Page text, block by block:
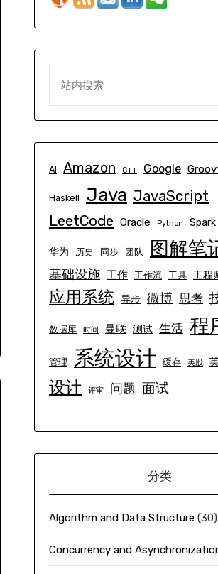
AI Amazon C++ Google
Haskell Java JavaScript
LeetCode Oracle Python Spark
华为 历史 同步 团队 图解笔
基础设施 工作 工作流 工具 工程
应用系统 异步 微博 思考
数据库 时间 曼联 测试 生活 程
管理 系统设计 缓存 美股
设计 评审 问题 面试
分类
Algorithm and Data Structure (30)
Concurrency and